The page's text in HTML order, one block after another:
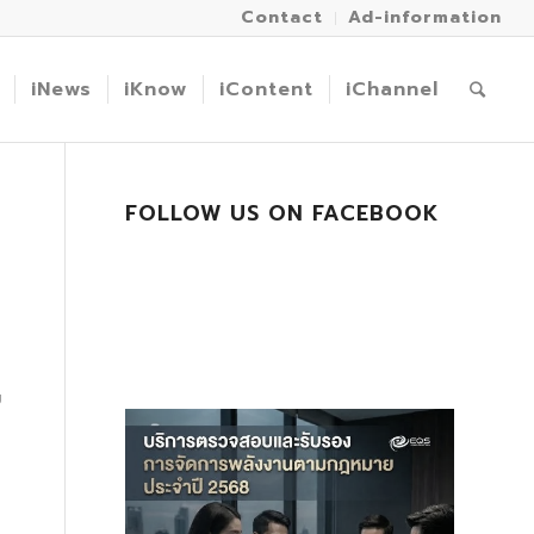
Contact Ad-information
iNews iKnow iContent iChannel
FOLLOW US ON FACEBOOK